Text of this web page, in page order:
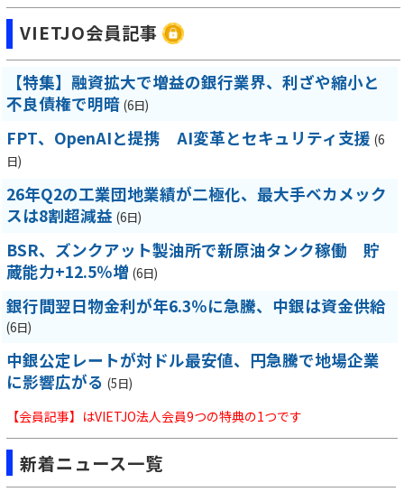
VIETJO会員記事
【特集】融資拡大で増益の銀行業界、利ざや縮小と
不良債権で明暗 (6日)
FPT、OpenAIと提携 AI変革とセキュリティ支援 (6
日)
26年Q2の工業団地業績が二極化、最大手ベカメック
スは8割超減益 (6日)
BSR、ズンクアット製油所で新原油タンク稼働 貯
蔵能力+12.5％増 (6日)
銀行間翌日物金利が年6.3％に急騰、中銀は資金供給
(6日)
中銀公定レートが対ドル最安値、円急騰で地場企業
に影響広がる (5日)
【会員記事】はVIETJO法人会員9つの特典の1つです
新着ニュース一覧